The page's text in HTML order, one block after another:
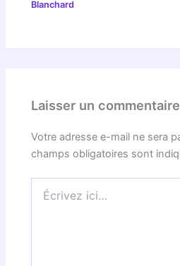
Blanchard
Laisser un commentaire
Votre adresse e-mail ne sera
champs obligatoires sont
ici…